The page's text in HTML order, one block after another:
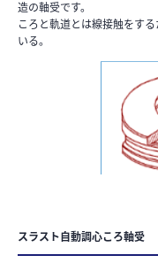
造の軸受です。
ころと軌道とは線接触をす
いる。
スラスト自動調心ころ軸受